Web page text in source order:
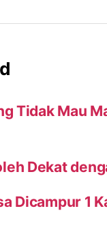
Tidak Mau
Dekat
Dicampur 1